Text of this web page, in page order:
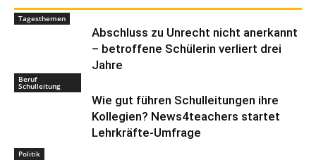
Tagesthemen
Abschluss zu Unrecht nicht anerkannt
– betroffene Schülerin verliert drei
Jahre
Beruf
Schulleitung
Wie gut führen Schulleitungen ihre
Kollegien? News4teachers startet
Lehrkräfte-Umfrage
Politik